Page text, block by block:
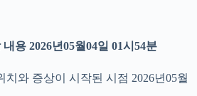
용 2026년05월04일 01시54분
치와 증상이 시작된 시점 2026년05월